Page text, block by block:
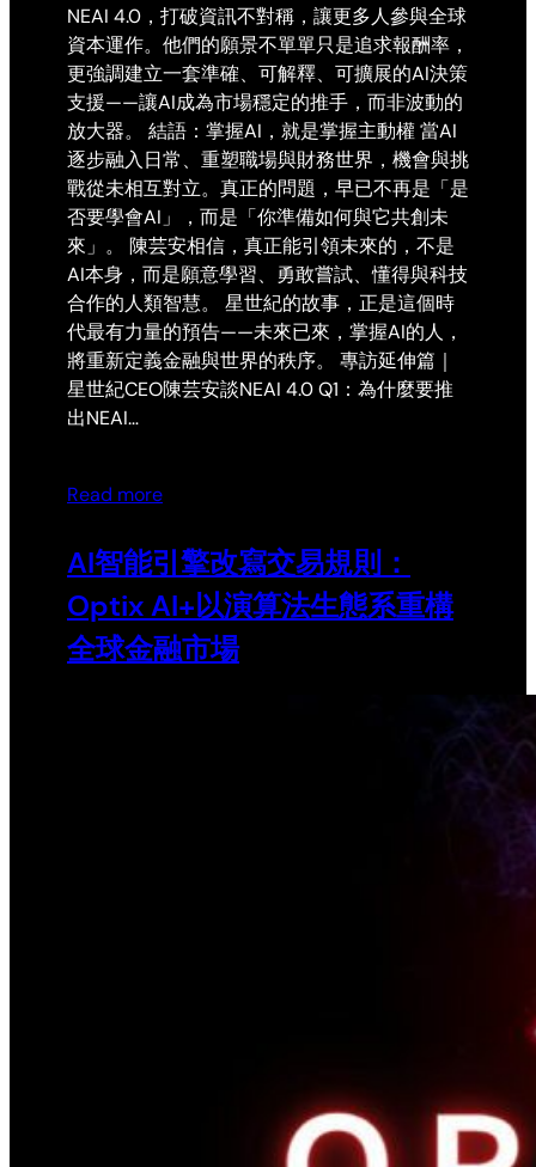
NEAI 4.0，打破資訊不對稱，讓更多人參與全球
資本運作。他們的願景不單單只是追求報酬率，
更強調建立一套準確、可解釋、可擴展的AI決策
支援——讓AI成為市場穩定的推手，而非波動的
放大器。 結語：掌握AI，就是掌握主動權 當AI
逐步融入日常、重塑職場與財務世界，機會與挑
戰從未相互對立。真正的問題，早已不再是「是
否要學會AI」，而是「你準備如何與它共創未
來」。 陳芸安相信，真正能引領未來的，不是
AI本身，而是願意學習、勇敢嘗試、懂得與科技
合作的人類智慧。 星世紀的故事，正是這個時
代最有力量的預告——未來已來，掌握AI的人，
將重新定義金融與世界的秩序。 專訪延伸篇｜
星世紀CEO陳芸安談NEAI 4.0 Q1：為什麼要推
出NEAI…
Read more
AI智能引擎改寫交易規則：
Optix AI+以演算法生態系重構
全球金融市場